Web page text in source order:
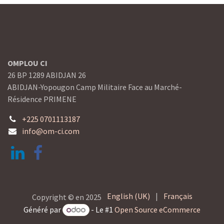
OMPLOU CI
26 BP 1289 ABIDJAN 26
ABIDJAN-Yopougon Camp Militaire Face au Marché-
Résidence PRIMENE
+225 0701113187
info@om-ci.com
Copyright © en 2025 English (UK) |
Français
Généré par
- Le #1Open Source eCommerce